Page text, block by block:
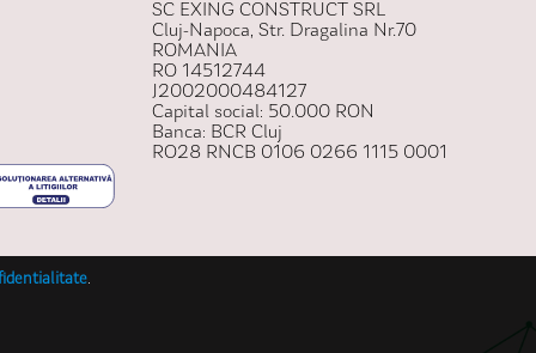
SC EXING CONSTRUCT SRL
Cluj-Napoca, Str. Dragalina Nr.70
ROMANIA
RO 14512744
J2002000484127
Capital social: 50.000 RON
Banca: BCR Cluj
RO28 RNCB 0106 0266 1115 0001
.